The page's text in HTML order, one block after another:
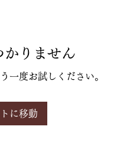
かりません
一度お試しください。
に移動